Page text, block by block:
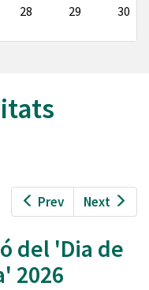
28 29
30
Prev Next
del 'Dia de
2026